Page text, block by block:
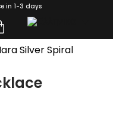
in 1-3 days
Silver Spiral